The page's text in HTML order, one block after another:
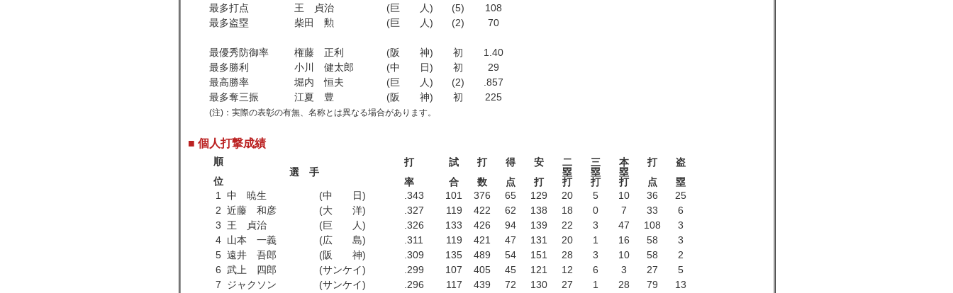
最多打点
王 貞治 (巨 人) (5)
108
最多盗塁
柴田 勲 (巨 人) (2) 70
最優秀防御率 権藤 正利 (阪 神) 初
1.40
最多勝利
小川 健太郎 (中 日) 初
29
最高勝率
堀内 恒夫 (巨 人) (2)
.857
最多奪三振
江夏 豊 (阪 神) 初 225
(注)：実際の表彰の有無、名称とは異なる場合があります。
■ 個人打撃成績
順
位
選 手
打
率
試
合
打
数
得
点
安
打
二
塁
打
三
塁
打
本
塁
打
打
点
盗
塁
1
中 暁生 (中 日) .343 101 376 65 129 20 5 10 36
25
2 近藤 和彦 (大 洋) .327 119 422 62 138 18 0 7 33
6
3
王 貞治 (巨 人) .326 133 426 94 139 22 3 47 108
3
4 山本 一義 (広 島) .311 119 421 47 131 20 1 16 58
3
5 遠井 吾郎 (阪 神) .309 135 489 54 151 28 3 10 58
2
6 武上 四郎 (サンケイ) .299 107 405 45 121 12 6 3 27
5
7
ジャクソン (サンケイ) .296 117 439 72 130 27 1 28 79
13